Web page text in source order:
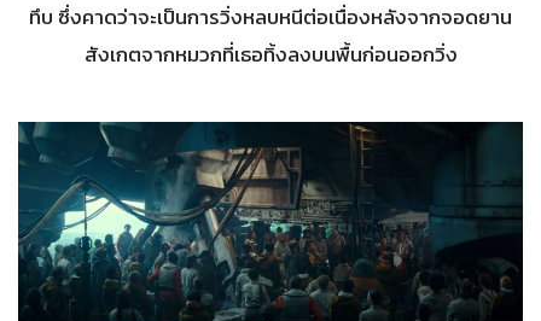
ทึบ ซึ่งคาดว่าจะเป็นการวิ่งหลบหนีต่อเนื่องหลังจากจอดยาน
สังเกตจากหมวกที่เธอทิ้งลงบนพื้นก่อนออกวิ่ง